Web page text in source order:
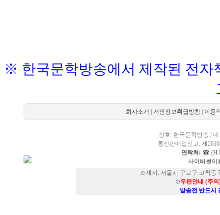
※ 한국문학방송에서 제작된 전자
회사소개 개인정보취급방침 이용
상호: 한국문학방송 /
통신판매업신고: 제
연락처: ☎
사이버몰이
소재지: 서울시 구로구 고척동
⊙우편안내 (주
발송전 반드시